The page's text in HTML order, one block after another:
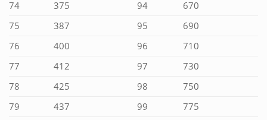
74
375 94
670
75
387 95
690
76
400 96
710
77
412 97
730
78
425 98
750
79
437 99
775